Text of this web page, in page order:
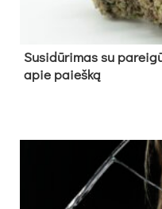
Su­si­dū­ri­mas su
apie paieš­ką